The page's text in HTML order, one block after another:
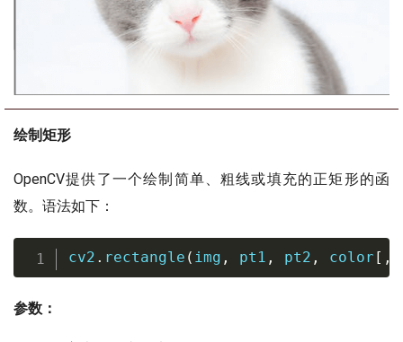
绘制矩形
OpenCV提供了一个绘制简单、粗线或填充的正矩形的函
数。语法如下：
cv2 . rectangle ( img , pt1 , pt2 , color [ ,
参数：